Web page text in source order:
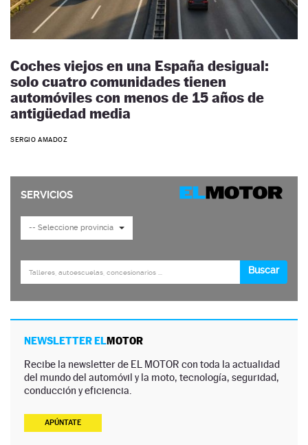
Coches viejos en una España desigual:
solo cuatro comunidades tienen
automóviles con menos de 15 años de
antigüedad media
SERGIO AMADOZ
NEWSLETTER ELMOTOR
Recibe la newsletter de EL MOTOR con toda la actualidad
del mundo del automóvil y la moto, tecnología, seguridad,
conducción y eficiencia.
APÚNTATE